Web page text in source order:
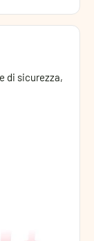
di sicurezza,